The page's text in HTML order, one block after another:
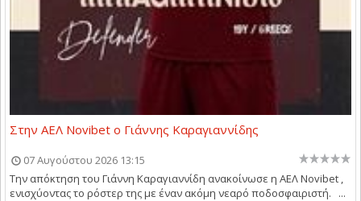
Στην ΑΕΛ Novibet ο Γιάννης Καραγιαννίδης
07 Αυγούστου 2026 13:15
Την απόκτηση του Γιάννη Καραγιαννίδη ανακοίνωσε η ΑΕΛ Novibet ,
ενισχύοντας το ρόστερ της με έναν ακόμη νεαρό ποδοσφαιριστή. ...